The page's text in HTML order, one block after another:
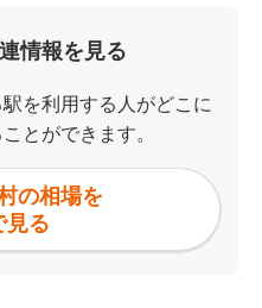
情報を見る
を利用する人がどこに
とができます。
の相場を
見る